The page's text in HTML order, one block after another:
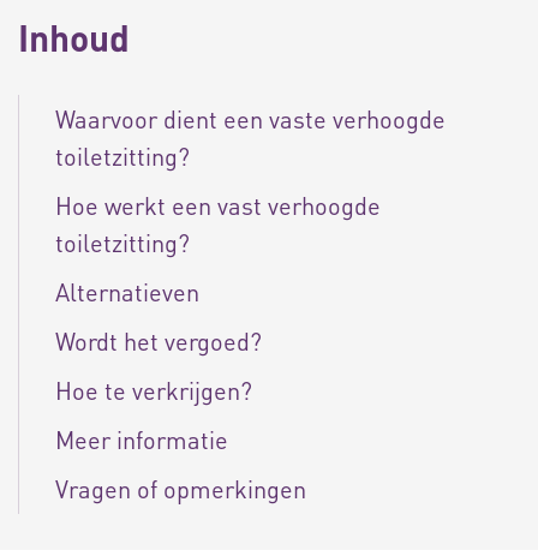
Inhoud
Waarvoor dient een vaste verhoogde
toiletzitting?
Hoe werkt een vast verhoogde
toiletzitting?
Alternatieven
Wordt het vergoed?
Hoe te verkrijgen?
Meer informatie
Vragen of opmerkingen